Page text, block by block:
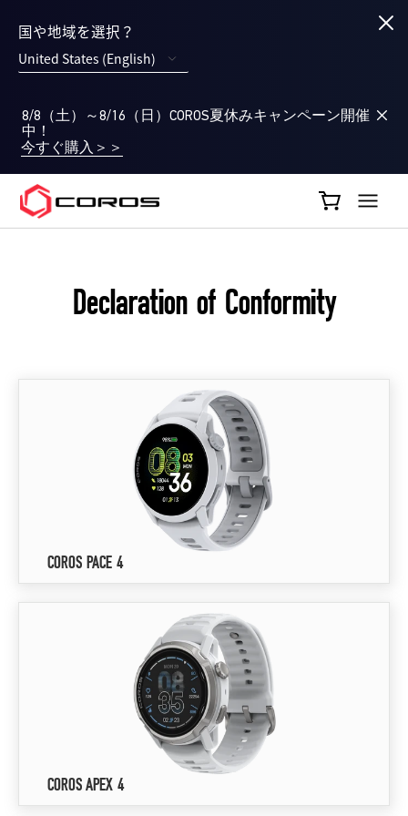
国や地域を選択？
United States (English)
8/8（土）～8/16（日）COROS夏休みキャンペーン開催
中！
今すぐ購入＞＞
COROS JP
Declaration of Conformity
COROS PACE 4
COROS APEX 4